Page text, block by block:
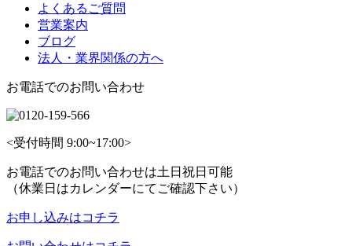
よくあるご質問
営業案内
ブログ
法人・業界関係の方へ
お電話でのお問い合わせ
<受付時間 9:00~17:00>
お電話でのお問い合わせは土日祝日可能
（休業日はカレンダーにてご確認下さい）
お申し込みはコチラ